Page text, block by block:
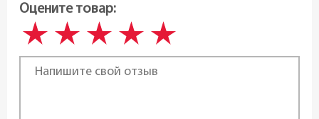
Хром
Совместимость с источниками тепла:
Газовые, Электрические
Оцените товар: